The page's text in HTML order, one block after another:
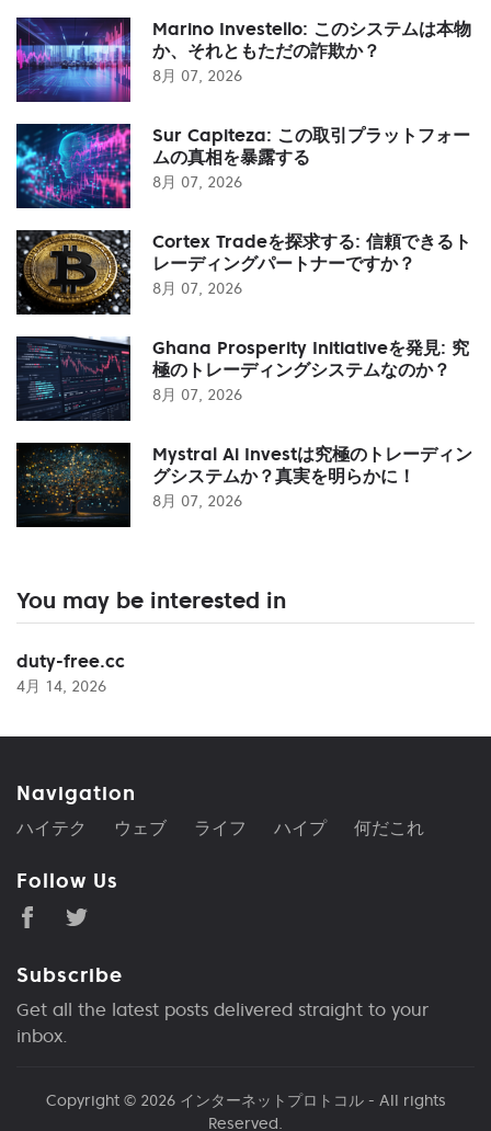
Marino Investello: このシステムは本物
か、それともただの詐欺か？
8月 07, 2026
Sur Capiteza: この取引プラットフォー
ムの真相を暴露する
8月 07, 2026
Cortex Tradeを探求する: 信頼できるト
レーディングパートナーですか？
8月 07, 2026
Ghana Prosperity Initiativeを発見: 究
極のトレーディングシステムなのか？
8月 07, 2026
Mystral Ai Investは究極のトレーディン
グシステムか？真実を明らかに！
8月 07, 2026
You may be interested in
duty-free.cc
4月 14, 2026
Navigation
ハイテク ウェブ ライフ ハイプ 何だこれ
Follow Us
Subscribe
Get all the latest posts delivered straight to your
inbox.
Copyright © 2026 インターネットプロトコル- All rights
Reserved.